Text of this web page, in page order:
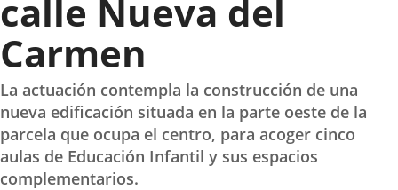
calle Nueva del
Carmen
La actuación contempla la construcción de una
nueva edificación situada en la parte oeste de la
parcela que ocupa el centro, para acoger cinco
aulas de Educación Infantil y sus espacios
complementarios.